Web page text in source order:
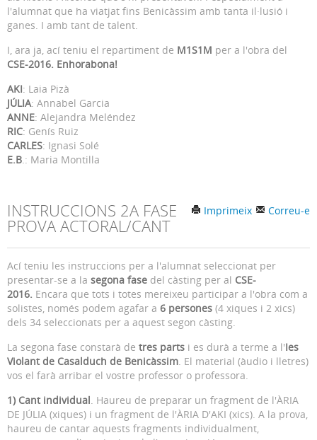
l'alumnat que ha viatjat fins Benicàssim amb tanta il·lusió i
ganes. I amb tant de talent.
I, ara ja, ací teniu el repartiment de M1S1M per a l'obra del
CSE-2016. Enhorabona!
AKI: Laia Pizà
JÚLIA: Annabel Garcia
ANNE: Alejandra Meléndez
RIC: Genís Ruiz
CARLES: Ignasi Solé
E.B.: Maria Montilla
Correu-e
Imprimeix
INSTRUCCIONS 2A FASE
PROVA ACTORAL/CANT
Ací teniu les instruccions per a l'alumnat seleccionat per
presentar-se a la segona fase del càsting per al CSE-
2016. Encara que tots i totes mereixeu participar a l'obra com a
solistes, només podem agafar a 6 persones (4 xiques i 2 xics)
dels 34 seleccionats per a aquest segon càsting.
La segona fase constarà de tres parts i es durà a terme a l'Ies
Violant de Casalduch de Benicàssim. El material (àudio i lletres)
vos el farà arribar el vostre professor o professora.
1) Cant individual. Haureu de preparar un fragment de l'ÀRIA
DE JÚLIA (xiques) i un fragment de l'ÀRIA D'AKI (xics). A la prova,
haureu de cantar aquests fragments individualment,